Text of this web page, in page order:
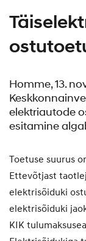
Homme, 13.
elektriautode
esitamine
Toetuse suurus
Ettevõtjast
elektrisõiduki
elektrisõiduki
KIK